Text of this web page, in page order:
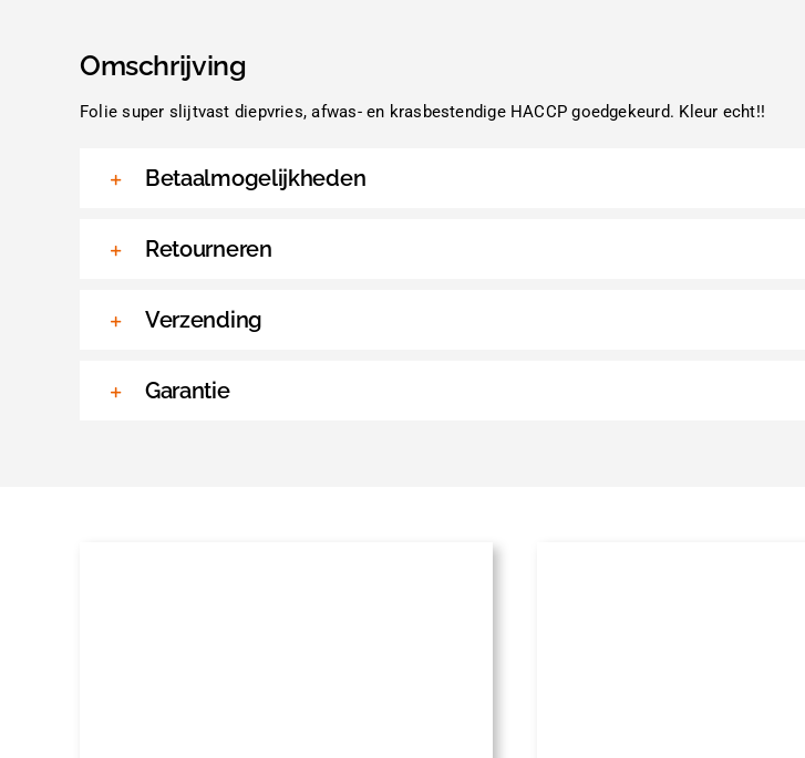
Omschrijving
Folie super slijtvast diepvries, afwas- en krasbestendige HACCP goedgekeurd. Kleur echt!!
Betaalmogelijkheden
Retourneren
Verzending
Garantie